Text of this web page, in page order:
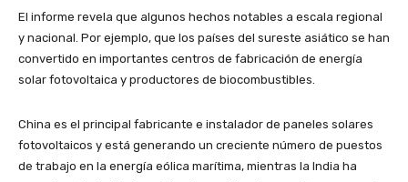
El informe revela que algunos hechos notables a escala regional
y nacional. Por ejemplo, que los países del sureste asiático se han
convertido en importantes centros de fabricación de energía
solar fotovoltaica y productores de biocombustibles.
China es el principal fabricante e instalador de paneles solares
fotovoltaicos y está generando un creciente número de puestos
de trabajo en la energía eólica marítima, mientras la India ha